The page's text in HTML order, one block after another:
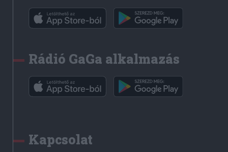
Rádió GaGa alkalmazás
Kapcsolat